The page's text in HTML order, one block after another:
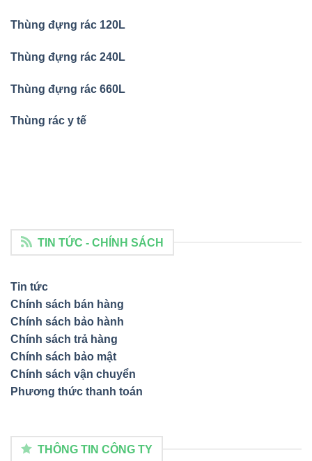
Thùng đựng rác 120L
Thùng đựng rác 240L
Thùng đựng rác 660L
Thùng rác y tế
TIN TỨC - CHÍNH SÁCH
Tin tức
Chính sách bán hàng
Chính sách bảo hành
Chính sách trả hàng
Chính sách bảo mật
Chính sách vận chuyển
Phương thức thanh toán
THÔNG TIN CÔNG TY